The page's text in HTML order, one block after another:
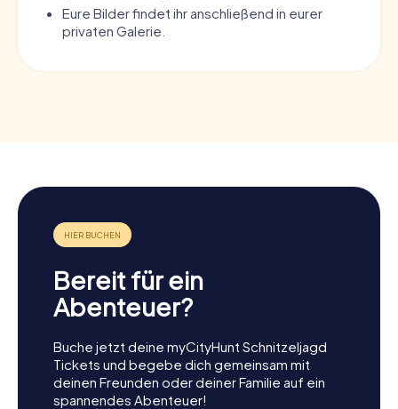
Eure Bilder findet ihr anschließend in eurer
privaten Galerie.
Bereit für ein
Abenteuer?
Buche jetzt deine myCityHunt Schnitzeljagd
Tickets und begebe dich gemeinsam mit
deinen Freunden oder deiner Familie auf ein
spannendes Abenteuer!